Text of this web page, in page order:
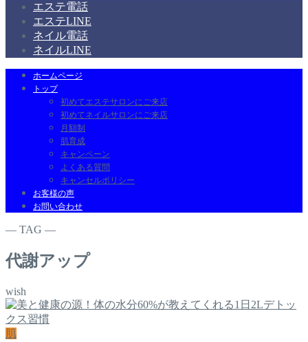
エステ電話
エステLINE
ネイル電話
ネイルLINE
ホームページ
トップ
初めてエステサロンにご来店
初めてネイルサロンにご来店
月額制
肌育成
キャンペーン
よくある質問
キャンセルポリシー
お客様の声
お問い合わせ
― TAG ―
代謝アップ
wish
肌